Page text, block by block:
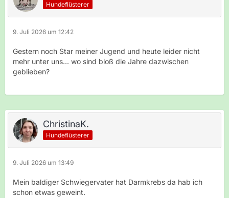
Hundeflüsterer
9. Juli 2026 um 12:42
Gestern noch Star meiner Jugend und heute leider nicht
mehr unter uns... wo sind bloß die Jahre dazwischen
geblieben?
ChristinaK.
Hundeflüsterer
9. Juli 2026 um 13:49
Mein baldiger Schwiegervater hat Darmkrebs da hab ich
schon etwas geweint.